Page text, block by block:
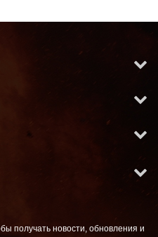
получать новости, обновления и